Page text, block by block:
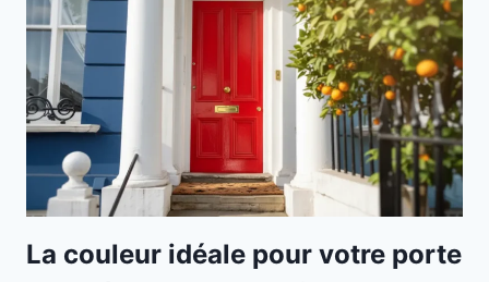
La couleur idéale pour votre porte